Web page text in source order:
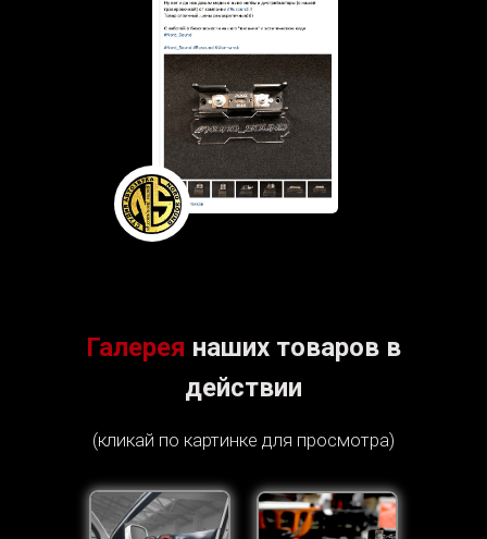
Галерея наших товаров в
действии
(кликай по картинке для просмотра)